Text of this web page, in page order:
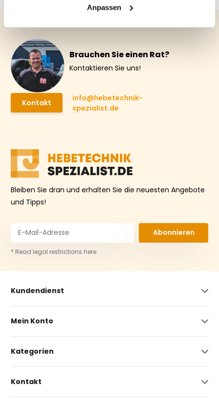
Anpassen
Brauchen Sie einen Rat?
Kontaktieren Sie uns!
Kontakt
info@hebetechnik-
spezialist.de
Bleiben Sie dran und erhalten Sie die neuesten Angebote
und Tipps!
Abonnieren
* Read legal restrictions here
Kundendienst
Mein Konto
Kategorien
Kontakt